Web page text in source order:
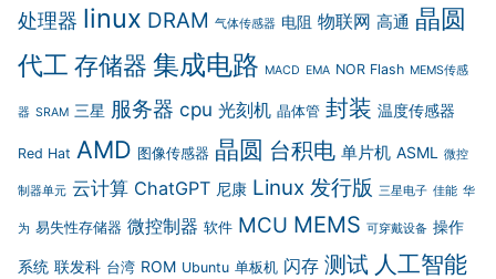
处理器 linux DRAM 气体传感器 电阻 物联网 高通 晶圆
代工 存储器 集成电路 MACD EMA NOR Flash MEMS传感
器 SRAM 三星 服务器 cpu 光刻机 晶体管 封装 温度传感器
Red Hat AMD 图像传感器 晶圆 台积电 单片机 ASML 微控
制器单元 云计算 ChatGPT 尼康 Linux 发行版 三星电子 佳能 华
为 易失性存储器 微控制器 软件 MCU MEMS 可穿戴设备 操作
系统 联发科 台湾 ROM Ubuntu 单板机 闪存 测试 人工智能